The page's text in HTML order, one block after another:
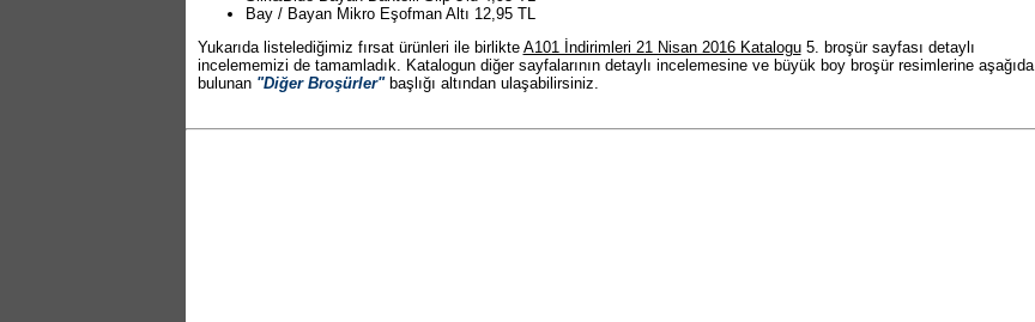
Bay / Bayan Mikro Eşofman Altı 12,95 TL
Yukarıda listelediğimiz fırsat ürünleri ile birlikte A101 İndirimleri 21 Nisan 2016 Katalogu5. broşür sayfası detaylı
incelememizi de tamamladık. Katalogun diğer sayfalarının detaylı incelemesine ve büyük boy broşür resimlerine aşağıda
bulunan "Diğer Broşürler"başlığı altından ulaşabilirsiniz.